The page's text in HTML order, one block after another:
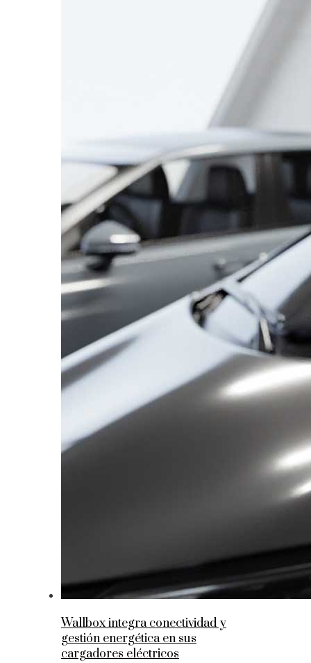
Wallbox integra conectividad y
gestión energética en sus
cargadores eléctricos